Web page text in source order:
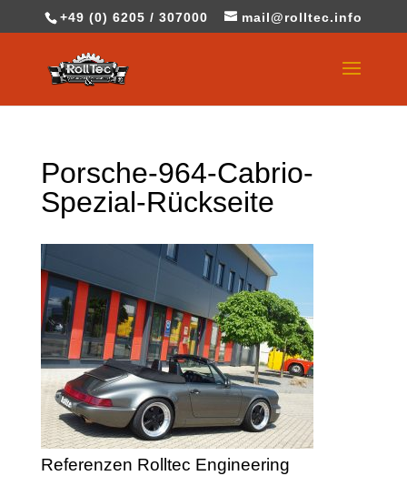
+49 (0) 6205 / 307000 mail@rolltec.info
Porsche-964-Cabrio-
Spezial-Rückseite
Referenzen Rolltec Engineering